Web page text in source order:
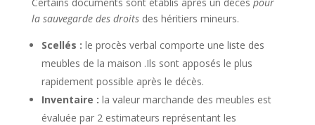
la sauvegarde des droits des héritiers mineurs.
Scellés : le procès verbal comporte une liste des
meubles de la maison .Ils sont apposés le plus
rapidement possible après le décès.
Inventaire : la valeur marchande des meubles est
évaluée par 2 estimateurs représentant les